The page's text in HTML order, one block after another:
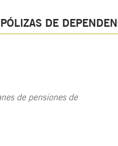
DE
de pensiones de